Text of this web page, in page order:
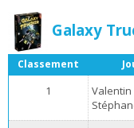
Galaxy
Classement
1
Valentin